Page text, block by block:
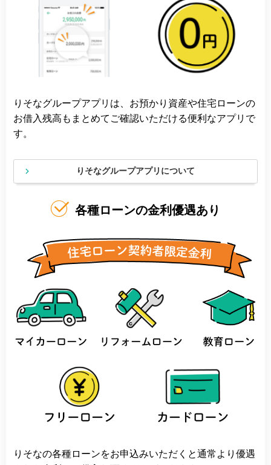
りそなグループアプリは、お預かり資産や住宅ローンの
お借入残高もまとめてご確認いただける便利なアプリで
す。
りそなグループアプリについて
各種ローンの金利優遇あり
りそなの各種ローンをお申込みいただくと通常より優遇